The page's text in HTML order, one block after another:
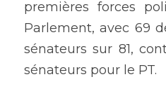
premières forces
Parlement, avec 69
sénateurs sur 81,
sénateurs pour le PT.